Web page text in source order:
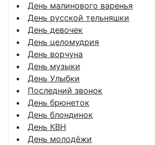
День малинового варенья
День русской тельняшки
День девочек
День целомудрия
День ворчуна
День музыки
День Улыбки
Последний звонок
День брюнеток
День блондинок
День КВН
День молодёжи